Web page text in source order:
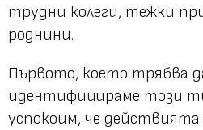
трудни колеги, тежки
роднини.
Първото, което трябва
идентифицираме този
успокоим, че действията